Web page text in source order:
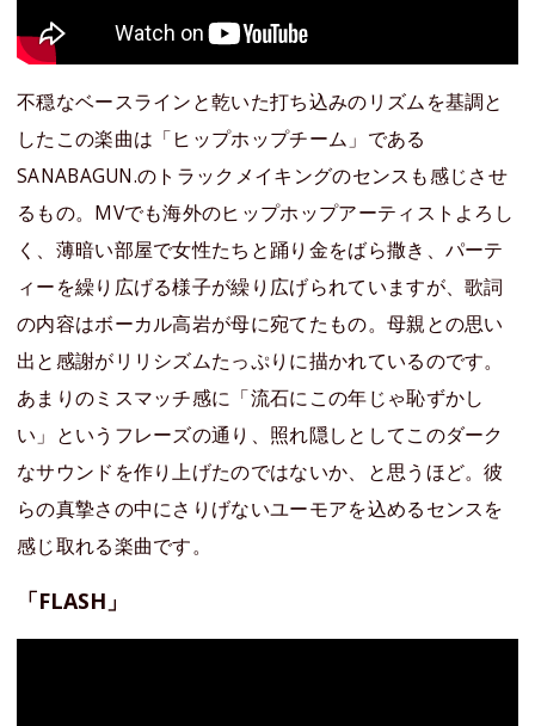
不穏なベースラインと乾いた打ち込みのリズムを基調と
したこの楽曲は「ヒップホップチーム」である
SANABAGUN.のトラックメイキングのセンスも感じさせ
るもの。MVでも海外のヒップホップアーティストよろし
く、薄暗い部屋で女性たちと踊り金をばら撒き、パーテ
ィーを繰り広げる様子が繰り広げられていますが、歌詞
の内容はボーカル高岩が母に宛てたもの。母親との思い
出と感謝がリリシズムたっぷりに描かれているのです。
あまりのミスマッチ感に「流石にこの年じゃ恥ずかし
い」というフレーズの通り、照れ隠しとしてこのダーク
なサウンドを作り上げたのではないか、と思うほど。彼
らの真摯さの中にさりげないユーモアを込めるセンスを
感じ取れる楽曲です。
「FLASH」